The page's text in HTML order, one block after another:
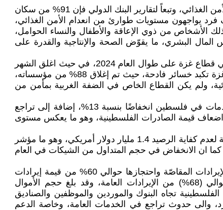
أما على مستوى الفقر، فكل قطاع غزة أضحى دون خط الفقر، ومناطق متعددة فيه تعاني من المجاعة الحقيقية، وانعدام الأمن الغذائي، وتبعاً لتقارير البنك الدولي فإن 91% من سكان
انعدام الأمن الغذائي الحاد، كما أن خطر المجاعة مرتفع في شمالي القطاع، ويشمل هذا أكثر من 875 ألف فرد يواجهون مستويات طوارئ من انعدام الأمن الغذائي،
الأشخاص من ذوي الإعاقة والأطفال والنساء الحوامل،
المال البشري، ما يقوّض الصحة والإنتاجية والقدرة على
أمّا على صعيد الأعمال، فقد أظهرت التقارير تراجع مؤشر دورة الاعمال في فلسطين، حيث انخفض المؤشر -100 نقطة في قطاع غزة على طوال العام 2024، في حيث اغلق الشهر
الأخير من العام 2024 لمؤشر دورة الأعمال على تراجع قيمته –32.3 في الضفة الغربية، كما ان القطاع الخاص في قطاع غزة تكبد خسائر فادحة، حيث تم إغلاق 88% من مؤسساته،
القطاع الخاص في غزة قد دمرت بالكامل، في حين تكبدت 22% أضرارًا جزئية، ولم يكن القطاع الخاص في الضفة الغربية بمأمن من
كما شهد حجم التبادل التجاري في فلسطين مع العالم الخارجي انخفاضا نسبته 11%، وشهدت قيمة صادرات السلع والخدمات في فلسطين انخفاضًا بنسبة 13%، إضافة إلى تراجع
أكثر من ثلاث اضعاف قيمة الصادرات الفلسطينية، وهو ما يعكس مستوى
وخلال العام 2024 بلغ حجم التداول في الشيكات في فلسطين 17 مليار دولار أمريكي في حين بلغت قيمة الشيكات الراجعة لعدم كفاية الرصيد 1.4 مليار دولار أمريكي، وهو ما مؤشر
في نسبة الشيكات الراجعة من اجمالي الشيكات المتداولة من 6% خلال العام 2023 إلى 8% خلال العام 2024، كما ان الانخفاض في حجم المتداول من الشيكات في العام
أما على صعيد الماليّة العامة، فقد تعّمقت الأزمة المالية التي تعاني منها السلطة الفلسطينية، خاصة مع قرصنة إسرائيل لإيرادات المقاصّة واحتجازها حوالي 60% من قيمة إيرادات
المقاصّة الشهرية، علماً ان إيرادات المقاصّة تشكّل العمود الفقري للإيرادات العامة الفلسطينية، وتصل نسبتها الى حوالي (68%) من الإيرادات العامة، وقد بلغ حجم الأموال
ديون والتزامات السلطة الفلسطينية تجاه البنوك والموردين والموظفين والصناديق
مطرّد، والى حدوث تراجع في الخدمات العامة، وخاصة الدعم